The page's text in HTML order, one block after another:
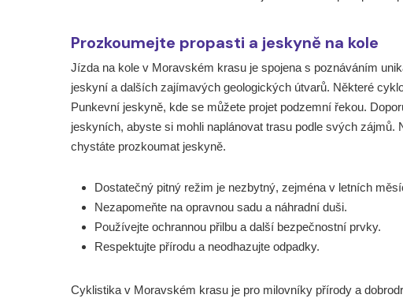
Prozkoumejte propasti a jeskyně na kole
Jízda na kole v Moravském krasu je spojena s poznáváním
jeskyní a dalších zajímavých geologických útvarů. Některé
Punkevní jeskyně, kde se můžete projet podzemní řekou.
jeskyních, abyste si mohli naplánovat trasu podle svých zájmů.
chystáte prozkoumat jeskyně.
Dostatečný pitný režim je nezbytný, zejména v letních
Nezapomeňte na opravnou sadu a náhradní duši.
Používejte ochrannou přilbu a další bezpečnostní prvky.
Respektujte přírodu a neodhazujte odpadky.
Cyklistika v Moravském krasu je pro milovníky přírody a